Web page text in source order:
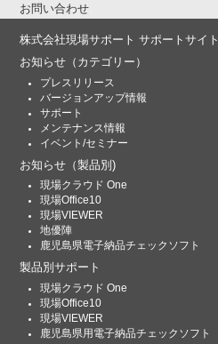
お問い合わせ
株式会社現場サポート サポートサイ
お知らせ （カテゴリー）
プレスリリース
バージョンアップ情報
サポート
メンテナンス情報
イベント/セミナー
お知らせ （製品別)
現場クラウド One
現場Office10
現場VIEWER
地優陣
鹿児島県電子納品チェックソフト
製品別サポート
現場クラウド One
現場Office10
現場VIEWER
鹿児島県用電子納品チェックソフト